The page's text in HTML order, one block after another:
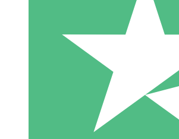
Individuele
Betaal per gebruik met downloadtegoeden.
1000